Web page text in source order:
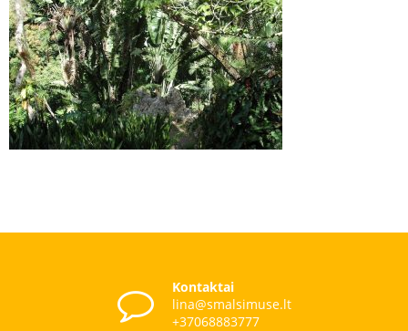
Kontaktai
lina@smalsimuse.lt
+37068883777